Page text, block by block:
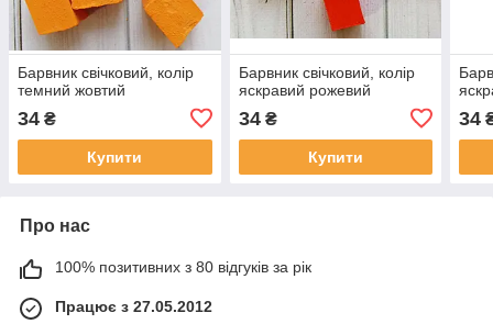
Барвник свічковий, колір
темний жовтий
34 ₴
Купити
Барвник свічковий, колір
яскравий рожевий
34₴
Купити
34
Про нас
100% позитивних з 80 відгуків за рік
Працює з 27.05.2012